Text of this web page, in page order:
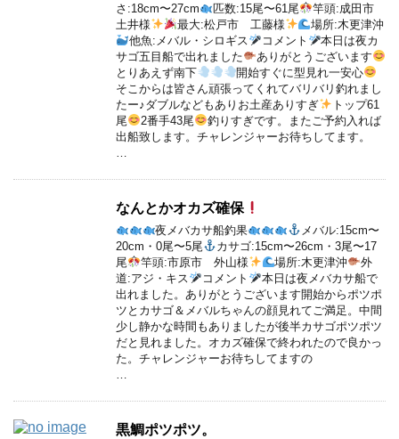
さ:18cm〜27cm
匹数:15尾〜61尾
竿頭:成田市
土井様
最大:松戸市 工藤様
場所:木更津沖
他魚:メバル・シロギス
コメント
本日は夜カ
サゴ五目船で出れました
ありがとうございます
とりあえず南下
開始すぐに型見れ一安心
そこからは皆さん頑張ってくれてバリバリ釣れまし
たー♪ダブルなどもありお土産ありすぎ
トップ61
尾
2番手43尾
釣りすぎです。またご予約入れば
出船致します。チャレンジャーお待ちしてます。
なんとかオカズ確保
夜メバカサ船釣果
メバル:15cm〜
20cm・0尾〜5尾
カサゴ:15cm〜26cm・3尾〜17
尾
竿頭:市原市 外山様 場所:木更津沖
外
道:アジ・キス
コメント
本日は夜メバカサ船で
出れました。ありがとうございます開始からポツポ
ツとカサゴ＆メバルちゃんの顔見れてご満足。中間
少し静かな時間もありましたが後半カサゴポツポツ
だと見れました。オカズ確保で終われたので良かっ
た。チャレンジャーお待ちしてますの
黒鯛ポツポツ。